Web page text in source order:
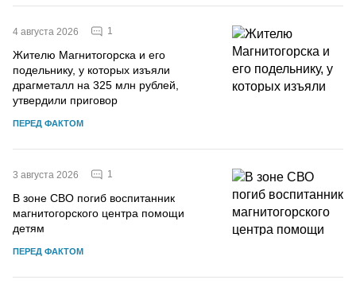
4 августа 2026 1
Жителю Магнитогорска и его
подельнику, у которых изъяли
драгметалл на 325 млн рублей,
утвердили приговор
ПЕРЕД ФАКТОМ
3 августа 2026 1
В зоне СВО погиб воспитанник
магнитогорского центра помощи
детям
ПЕРЕД ФАКТОМ